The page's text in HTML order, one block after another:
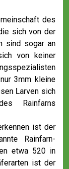
des
sich von der
sind sogar an
von keiner
3mm kleine
Larven sich
Rainfarns
ist der
Rainfarn-
etwa 520 in
ist der